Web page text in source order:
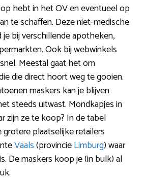
hebt in het OV en eventueel op
te schaffen. Deze niet-medische
bij verschillende apotheken,
Ook bij webwinkels
Meestal gaat het om
die direct hoort weg te gooien.
maskers kan je blijven
steeds uitwast. Mondkapjes in
zijn ze te koop? In de tabel
plaatselijke retailers
Vaals(provincieLimburg) waar
De maskers koop je (in bulk) al